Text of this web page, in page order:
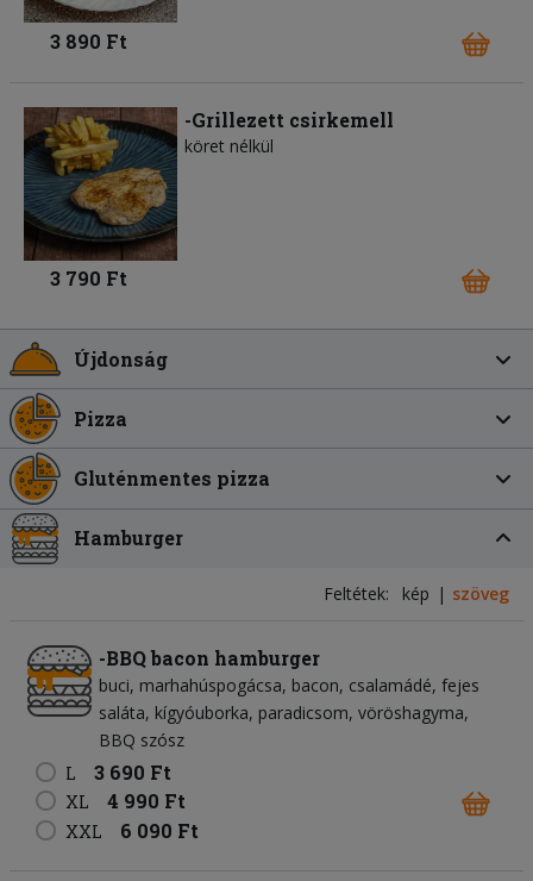
3 890 Ft
-Grillezett csirkemell
köret nélkül
3 790 Ft
Újdonság
Pizza
Gluténmentes pizza
Hamburger
Feltétek: kép szöveg
-BBQ bacon hamburger
buci marhahúspogácsa bacon csalamádé fejes
saláta kígyóuborka paradicsom vöröshagyma
BBQ szósz
L
3 690 Ft
XL 4 990 Ft
XXL 6 090 Ft